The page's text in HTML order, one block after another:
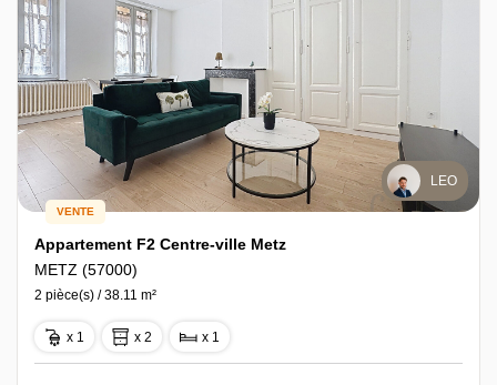
LEO
VENTE
Appartement F2 Centre-ville Metz
METZ (57000)
2 pièce(s) / 38.11 m²
x 1 x 2 x 1